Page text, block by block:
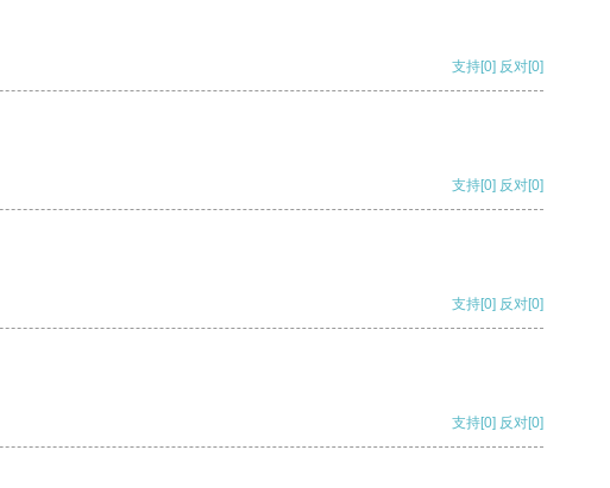
支持[0] 反对[0]
支持[0] 反对[0]
支持[0] 反对[0]
支持[0] 反对[0]